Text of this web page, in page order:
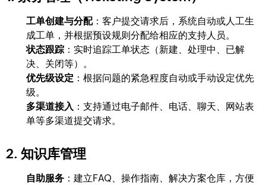
工单创建与分配：客户提交请求后，系统自动或人工生
成工单，并根据预设规则分配给相应的支持人员。
状态跟踪 ：实时追踪工单状态（新建、处理中、已解
决、关闭等）。
优先级设定 ：根据问题的紧急程度自动或手动设定优先
级。
多渠道接入 ：支持通过电子邮件、电话、聊天、网站表
单等多渠道提交请求。
2. 知识库管理
自助服务 ：建立FAQ、操作指南、解决方案仓库，方便